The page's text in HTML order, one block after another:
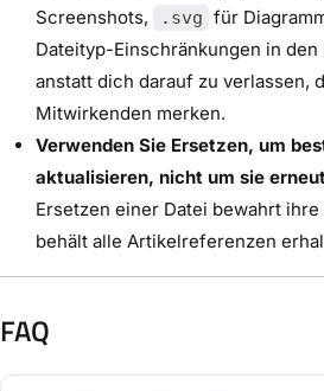
Screenshots,
.svg für
Dateityp-Einschränkungen in
anstatt dich darauf zu verlassen,
Mitwirkenden merken.
Verwenden Sie Ersetzen, um
aktualisieren, nicht um sie
Ersetzen einer Datei bewahrt
behält alle Artikelreferenzen
FAQ